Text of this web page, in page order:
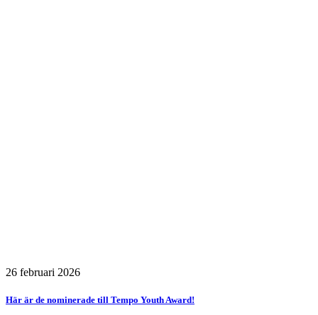
26 februari 2026
Här är de nominerade till Tempo Youth Award!